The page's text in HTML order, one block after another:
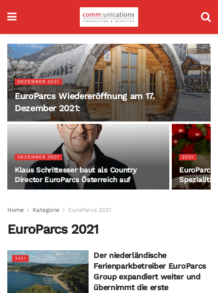
DEZEMBER 2021
EuroParcs Wiedereröffnung am 17.
Dezember 2021:
DEZEMBER 2021
Klaus Schrittesser baut als Country
Director EuroParcs Österreich auf
2021
Home Kategorie EuroParcs 2021
EuroParcs 2021
2021
Der niederländische
Ferienparkbetreiber EuroParcs
Group expandiert weiter und
übernimmt die erste